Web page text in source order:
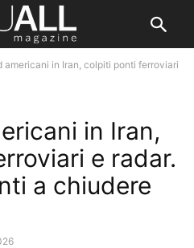
americani in Iran, colpiti ponti ferroviari
in Iran,
e radar.
a chiudere